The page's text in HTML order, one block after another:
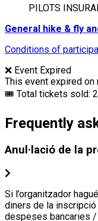
PILOTS
General hike & fly
Conditions of
❌ Event Expired
This event expired on
🎟 Total tickets sold: 2
Frequently
Anul·lació de la
Si l’organitzador
diners de la
despeses bancaries